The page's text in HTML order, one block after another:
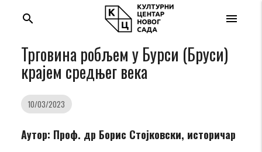
menu
search
Трговина робљем у Бурси (Бруси)
крајем средњег века
10/03/2023
Аутор: Проф. др Борис Стојковски, историчар